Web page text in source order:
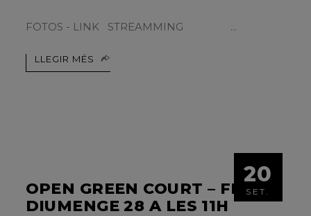
FOTOS - LINK STREAMMING
LLEGIR MÉS
20
SET.
OPEN GREEN COURT – FINAL
DIUMENGE 28 A LES 11H